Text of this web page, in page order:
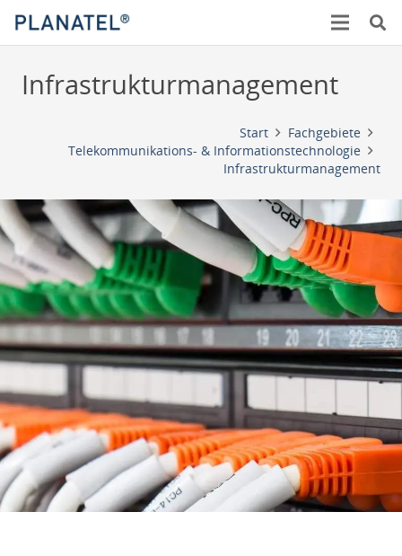
Infrastrukturmanagement
Start
Fachgebiete
Telekommunikations- & Informationstechnologie
Infrastrukturmanagement